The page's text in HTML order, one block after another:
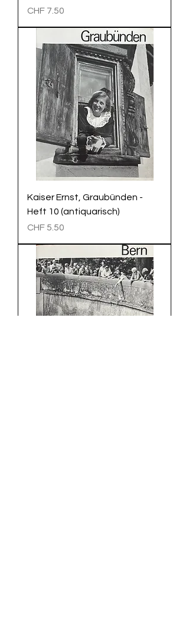
Preis
CHF 7.50
Kaiser Ernst, Graubünden -
Heft 10 (antiquarisch)
Preis
CHF 5.50